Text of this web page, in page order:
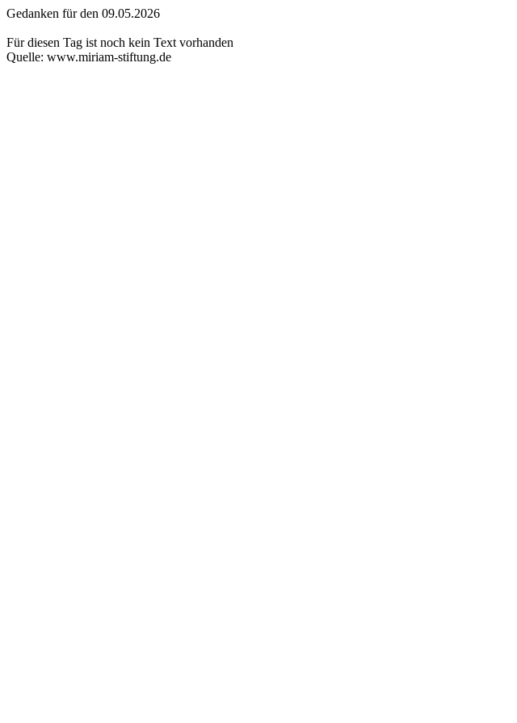
Gedanken für den 09.05.2026
Für diesen Tag ist noch kein Text vorhanden
Quelle: www.miriam-stiftung.de